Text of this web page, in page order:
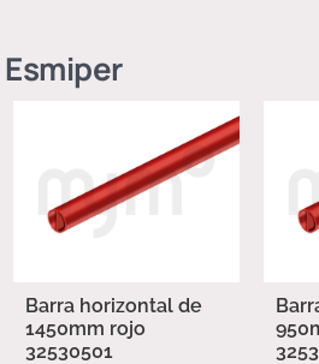
Esmiper
Barra horizontal de
1450mm rojo
32530501